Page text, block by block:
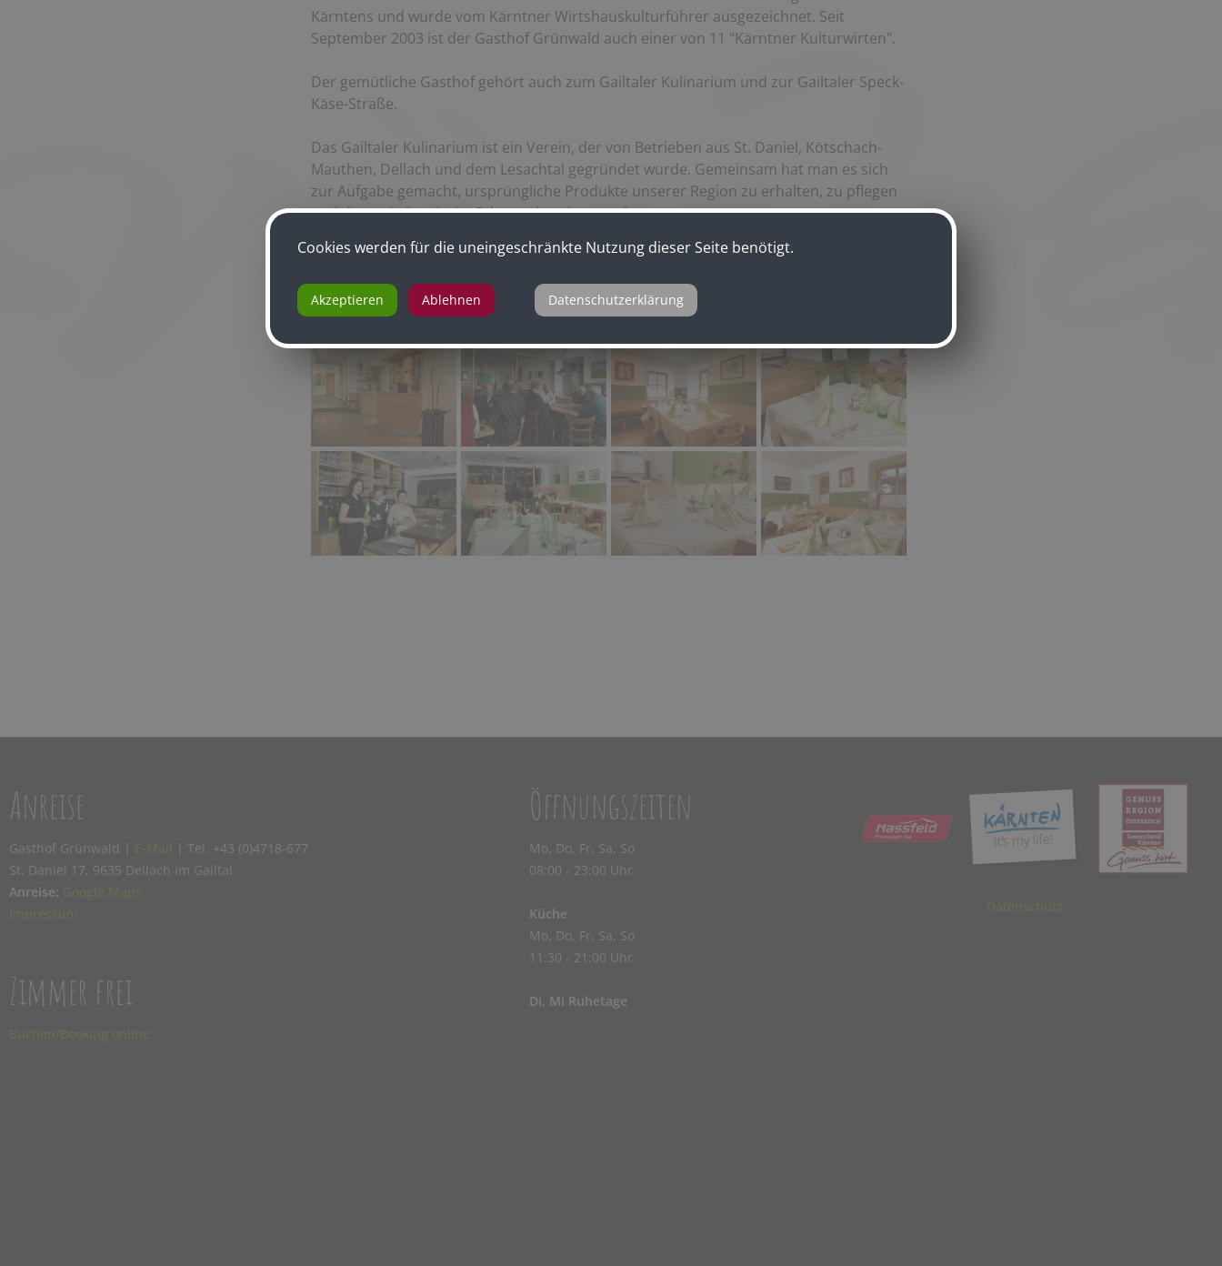
Kärntens und wurde vom Kärntner Wirtshauskulturführer ausgezeichnet. Seit
September 2003 ist der Gasthof Grünwald auch einer von 11 "Kärntner Kulturwirten".
Der gemütliche Gasthof gehört auch zum Gailtaler Kulinarium und zur Gailtaler Speck-
Käse-Straße.
Das Gailtaler Kulinarium ist ein Verein, der von Betrieben aus St. Daniel, Kötschach-
Mauthen, Dellach und dem Lesachtal gegründet wurde. Gemeinsam hat man es sich
zur Aufgabe gemacht, ursprüngliche Produkte unserer Region zu erhalten, zu pflegen
und dieses kulinarische Erbe auch weiterzugeben.
Anreise
Gasthof Grünwald |
| Tel. +43 (0)4718-677
St. Daniel 17, 9635 Dellach im Gailtal
Anreise:
Zimmer frei
Öffnungszeiten
Mo, Do, Fr, Sa, So
08:00 - 23:00 Uhr
Küche
Mo, Do, Fr, Sa, So
11:30 - 21:00 Uhr
Di, Mi Ruhetage
Cookies werden für die uneingeschränkte Nutzung dieser Seite benötigt.
Akzeptieren Ablehnen Datenschutzerklärung